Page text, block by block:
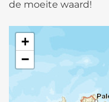
de moeite waard!
+
−